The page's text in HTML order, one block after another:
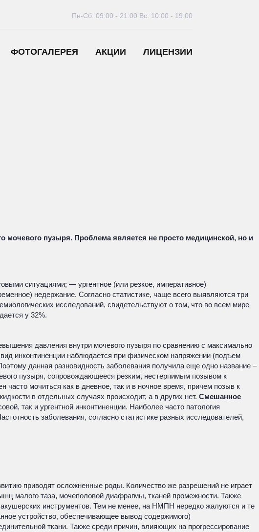
ФОТОГАЛЕРЕЯ АКЦИИ ЛИЦЕНЗИИ
Пн-Сб: 09:00 - 21:00 Вс: 10:00 - 19:00
мочевого пузыря. Проблема является не просто медицинской, но и
ситуациями; — ургентное (или резкое, императивное)
недержание. Согласно статистике, чаще всего выявляются три
исследований, свидетельствуют о том, что во всем мире
у 32%.
давления внутри мочевого пузыря по сравнению с максимально
инконтиненции наблюдается при физическом напряжении (подъем
данная разновидность заболевания получила еще одно название –
пузыря, сопровождающееся резким, нестерпимым позывом к
мочиться как в дневное, так и в ночное время, причем позыв к
в отдельных случаях происходит, а в других нет. Смешанное
так и ургентной инконтиненции. Наиболее часто патология
заболевания, согласно статистике разных исследователей,
приводят осложненные роды. Количество же разрешений не играет
малого таза, мочеполовой диафрагмы, тканей промежности. Также
инструментов. Тем не менее, на НМПН нередко жалуются и те
устройство, обеспечивающее вывод содержимого)
ткани. Также среди причин, влияющих на прогрессирование